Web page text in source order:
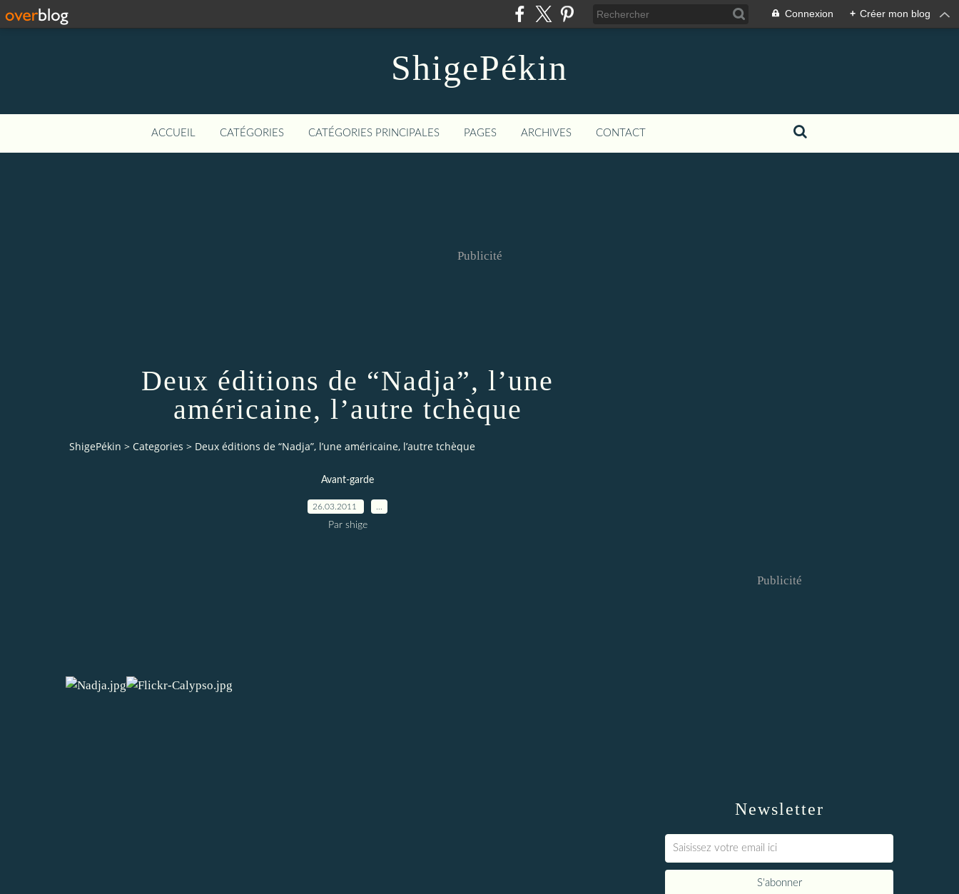
Connexion + Créer mon blog
ShigePékin
ACCUEIL CATÉGORIES CATÉGORIES PRINCIPALES PAGES ARCHIVES CONTACT
Publicité
Deux éditions de “Nadja”, l’une
américaine, l’autre tchèque
ShigePékin > Categories > Deux éditions de “Nadja”, l’une américaine, l’autre tchèque
Avant-garde
26.03.2011
Par shige
Newsletter
Publicité